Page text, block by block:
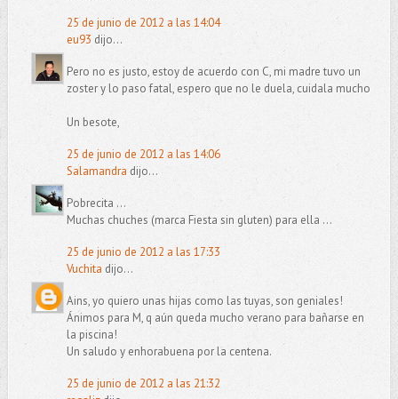
25 de junio de 2012 a las 14:04
eu93 dijo...
Pero no es justo, estoy de acuerdo con C, mi madre tuvo un
zoster y lo paso fatal, espero que no le duela, cuidala mucho
Un besote,
25 de junio de 2012 a las 14:06
Salamandra dijo...
Pobrecita ...
Muchas chuches (marca Fiesta sin gluten) para ella ...
25 de junio de 2012 a las 17:33
Vuchita dijo...
Ains, yo quiero unas hijas como las tuyas, son geniales!
Ánimos para M, q aún queda mucho verano para bañarse en
la piscina!
Un saludo y enhorabuena por la centena.
25 de junio de 2012 a las 21:32